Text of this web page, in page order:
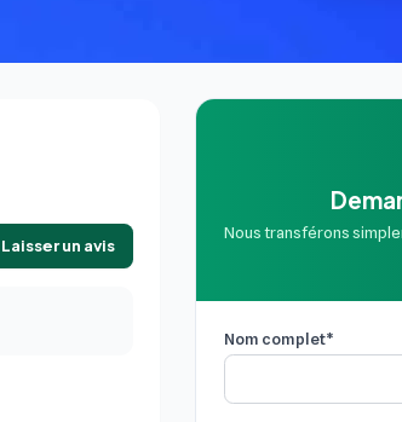
Laisser un avis
Nous transférons
Nom complet*